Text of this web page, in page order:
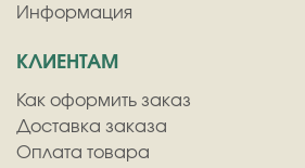
Информация
КЛИЕНТАМ
Как оформить заказ
Доставка заказа
Оплата товара